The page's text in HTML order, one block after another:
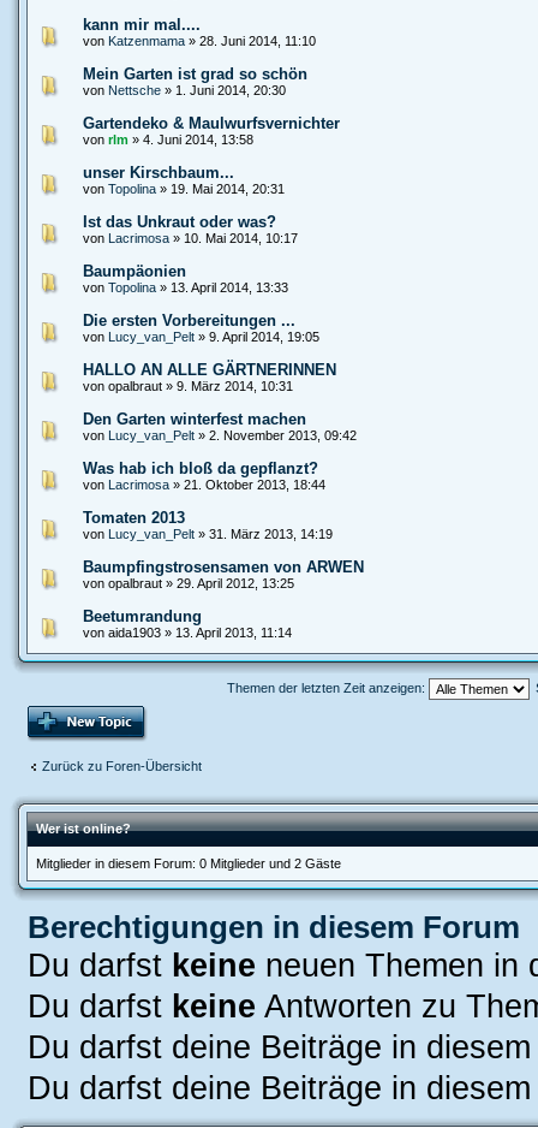
kann mir mal....
von Katzenmama» 28. Juni 2014, 11:10
Mein Garten ist grad so schön
von Nettsche» 1. Juni 2014, 20:30
Gartendeko & Maulwurfsvernichter
von rlm » 4. Juni 2014, 13:58
unser Kirschbaum...
von Topolina» 19. Mai 2014, 20:31
Ist das Unkraut oder was?
von Lacrimosa» 10. Mai 2014, 10:17
Baumpäonien
von Topolina» 13. April 2014, 13:33
Die ersten Vorbereitungen ...
von Lucy_van_Pelt» 9. April 2014, 19:05
HALLO AN ALLE GÄRTNERINNEN
von opalbraut » 9. März 2014, 10:31
Den Garten winterfest machen
von Lucy_van_Pelt» 2. November 2013, 09:42
Was hab ich bloß da gepflanzt?
von Lacrimosa» 21. Oktober 2013, 18:44
Tomaten 2013
von Lucy_van_Pelt» 31. März 2013, 14:19
Baumpfingstrosensamen von ARWEN
von opalbraut » 29. April 2012, 13:25
Beetumrandung
von aida1903 » 13. April 2013, 11:14
Themen der letzten Zeit anzeigen:
Zurück zu Foren-Übersicht
Wer ist online?
Mitglieder in diesem Forum: 0 Mitglieder und 2 Gäste
Berechtigungen in diesem Forum
Du darfst keine neuen Themen in
Du darfst keine Antworten zu
Du darfst deine Beiträge in
Du darfst deine Beiträge in